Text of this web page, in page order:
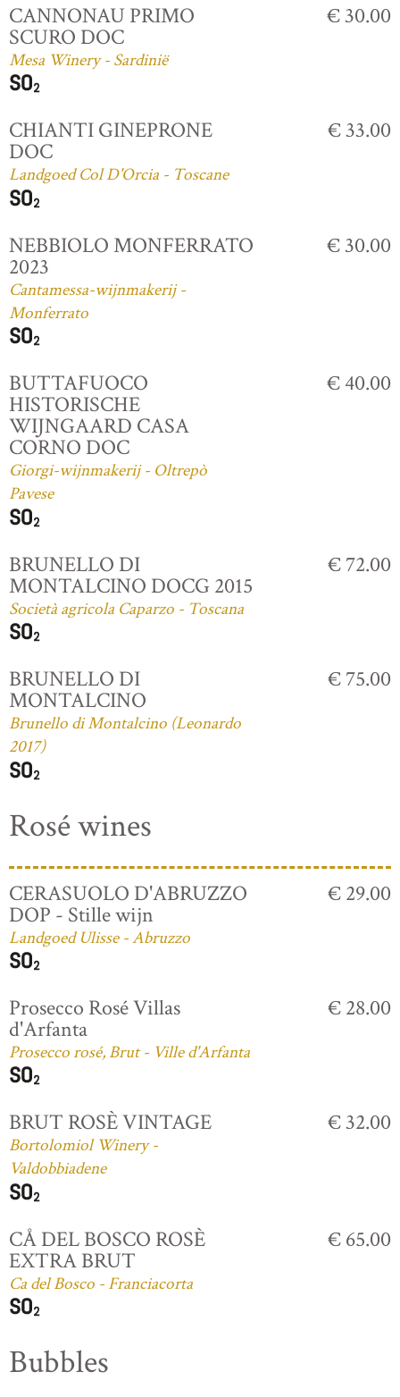
CANNONAU PRIMO
SCURO DOC
Mesa Winery - Sardinië
€ 30.00
CHIANTI GINEPRONE
DOC
Landgoed Col D'Orcia - Toscane
€ 33.00
NEBBIOLO MONFERRATO
2023
Cantamessa-wijnmakerij -
Monferrato
€ 30.00
BUTTAFUOCO
HISTORISCHE
WIJNGAARD CASA
CORNO DOC
Giorgi-wijnmakerij - Oltrepò
Pavese
€ 40.00
BRUNELLO DI
MONTALCINO DOCG 2015
Società agricola Caparzo - Toscana
€ 72.00
BRUNELLO DI
MONTALCINO
Brunello di Montalcino (Leonardo
2017)
€ 75.00
Rosé wines
CERASUOLO D'ABRUZZO
DOP - Stille wijn
Landgoed Ulisse - Abruzzo
€ 29.00
Prosecco Rosé Villas
d'Arfanta
Prosecco rosé, Brut - Ville d'Arfanta
€ 28.00
BRUT ROSÈ VINTAGE
Bortolomiol Winery -
Valdobbiadene
€ 32.00
CÅ DEL BOSCO ROSÈ
EXTRA BRUT
Ca del Bosco - Franciacorta
€ 65.00
Bubbles